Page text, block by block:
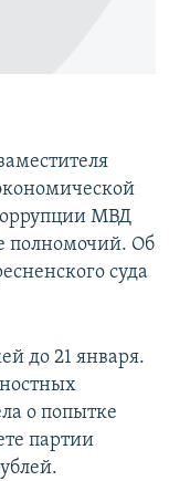
МВД
полномочий. Об
суда
до 21 января.
о попытке
партии